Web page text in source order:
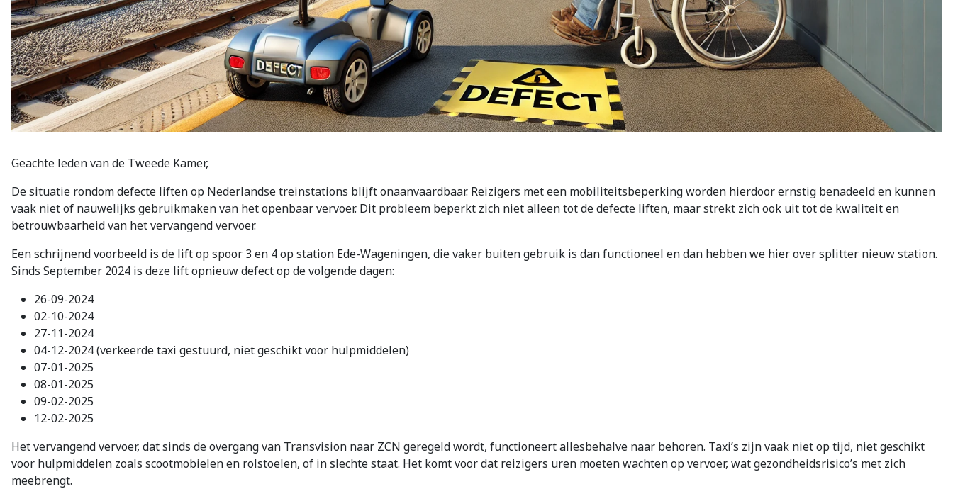
Geachte leden van de Tweede Kamer,
De situatie rondom defecte liften op Nederlandse treinstations blijft onaanvaardbaar. Reizigers met een mobiliteitsbeperking worden hierdoor ernstig benadeeld en kunnen
vaak niet of nauwelijks gebruikmaken van het openbaar vervoer. Dit probleem beperkt zich niet alleen tot de defecte liften, maar strekt zich ook uit tot de kwaliteit en
betrouwbaarheid van het vervangend vervoer.
Een schrijnend voorbeeld is de lift op spoor 3 en 4 op station Ede-Wageningen, die vaker buiten gebruik is dan functioneel en dan hebben we hier over splitter nieuw station.
Sinds September 2024 is deze lift opnieuw defect op de volgende dagen:
26-09-2024
02-10-2024
27-11-2024
04-12-2024 (verkeerde taxi gestuurd, niet geschikt voor hulpmiddelen)
07-01-2025
08-01-2025
09-02-2025
12-02-2025
Het vervangend vervoer, dat sinds de overgang van Transvision naar ZCN geregeld wordt, functioneert allesbehalve naar behoren. Taxi’s zijn vaak niet op tijd, niet geschikt
voor hulpmiddelen zoals scootmobielen en rolstoelen, of in slechte staat. Het komt voor dat reizigers uren moeten wachten op vervoer, wat gezondheidsrisico’s met zich
meebrengt.